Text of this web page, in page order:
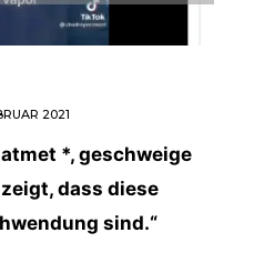
2021
*, geschweige
dass diese
sind.“